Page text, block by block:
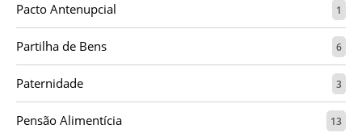
Pacto Antenupcial 1
Partilha de Bens 6
Paternidade 3
Pensão Alimentícia 13